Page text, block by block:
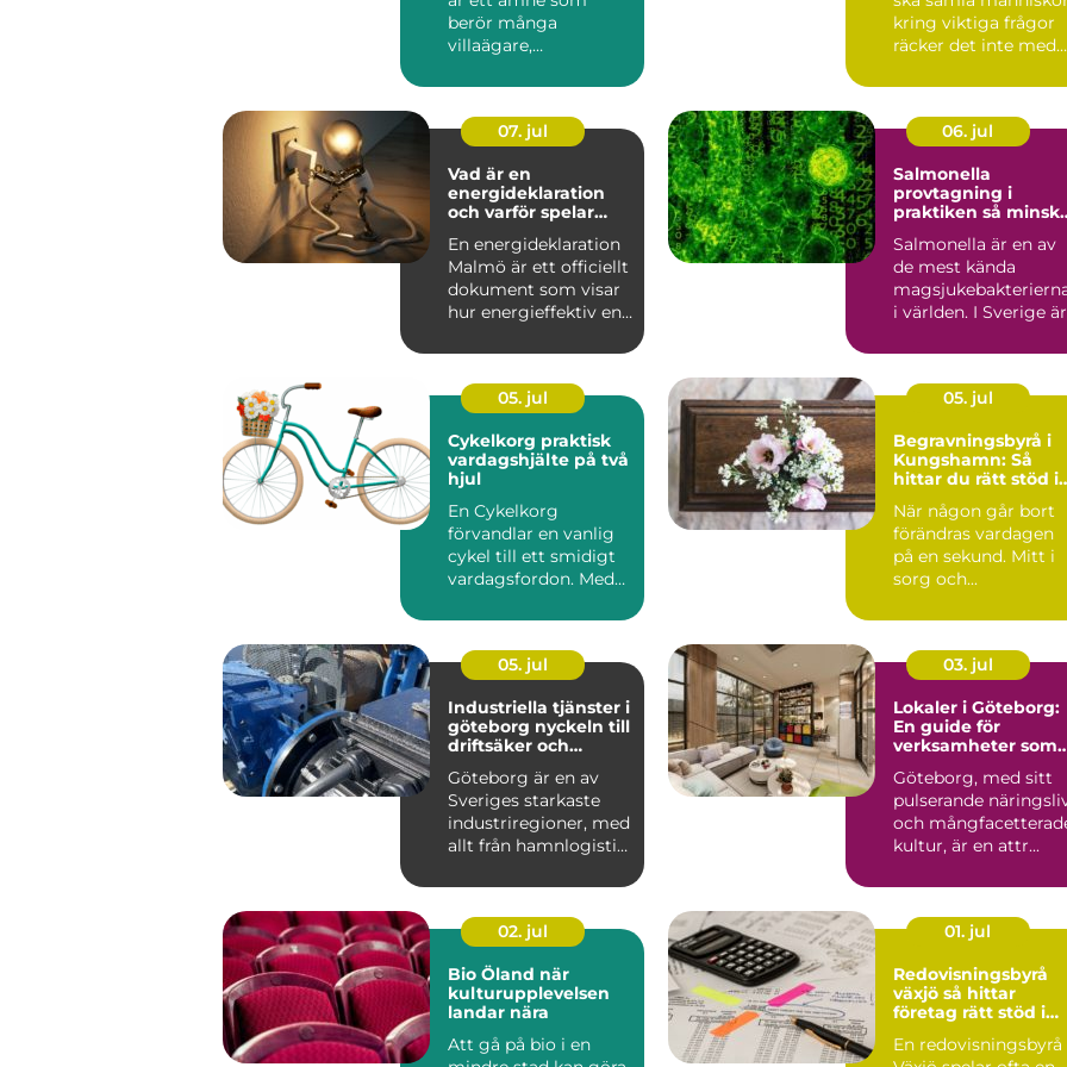
berör många
villaägare,
kring viktiga frågor
räcker det inte med
Miljön...
07. jul
Vad är en
energideklaration
och varför spelar
En energideklaration
Malmö är ett officiellt
dokument som visar
hur energieffektiv en
06. jul
Salmonella
provtagning i
praktiken så minskar
smittspridning
Salmonella är en av
de mest kända
i världen. I Sverige är
m...
05. jul
Cykelkorg praktisk
vardagshjälte på två
hjul
En Cykelkorg
förvandlar en vanlig
cykel till ett smidigt
vardagsfordon. Med
blir ...
05. jul
Begravningsbyrå i
Kungshamn: Så
hittar du rätt stöd i
När någon går bort
förändras vardagen
på en sekund. Mitt i
sorg och...
05. jul
Industriella tjänster i
göteborg nyckeln till
driftsäker och
Göteborg är en av
Sveriges starkaste
industriregioner, med
allt från hamnlogistik
03. jul
Lokaler i Göteborg:
En guide för
verksamheter som
Göteborg, med sitt
pulserande
och
kultur, är en attr...
02. jul
Bio Öland när
kulturupplevelsen
landar nära
Att gå på bio i en
01. jul
Redovisningsbyrå
växjö så hittar
företag rätt stöd i
En redovisningsbyrå